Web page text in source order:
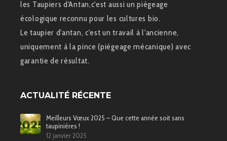
les Taupiers d'Antan,c'est aussi un piégeage
écologique reconnu pour les cultures bio.
Le taupier d'antan, c'est un travail à l'ancienne,
uniquement à la pince (piégeage mécanique) avec
garantie de résultat.
ACTUALITÉ RÉCENTE
Meilleurs Vœux 2025 – Que cette année soit sans
taupinières !
12 janvier 2025